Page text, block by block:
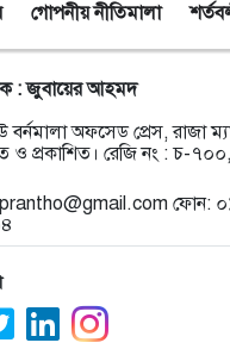
থেকে সিলেট ওসমানী
চালু করছে সালামএয়ার
প্রাইম মিনিস্টার্স গোল্ডকাপ
প্রস্তুতিমূলক সভা
স্কুলছাত্রীকে নিয়ে সিলেটে
গ্রেফতার হবিগঞ্জের যুবক
ফ্রি চক্ষু চিকিৎসা ক্যাম্প :
চিকিৎসাসেবা, ছানি
গোপনীয় নীতিমালা
: জুবায়ের আহমদ
অফসেড প্রেস, রাজা
ও প্রকাশিত। রেজি নং : চ-৭০০,
ফোন: